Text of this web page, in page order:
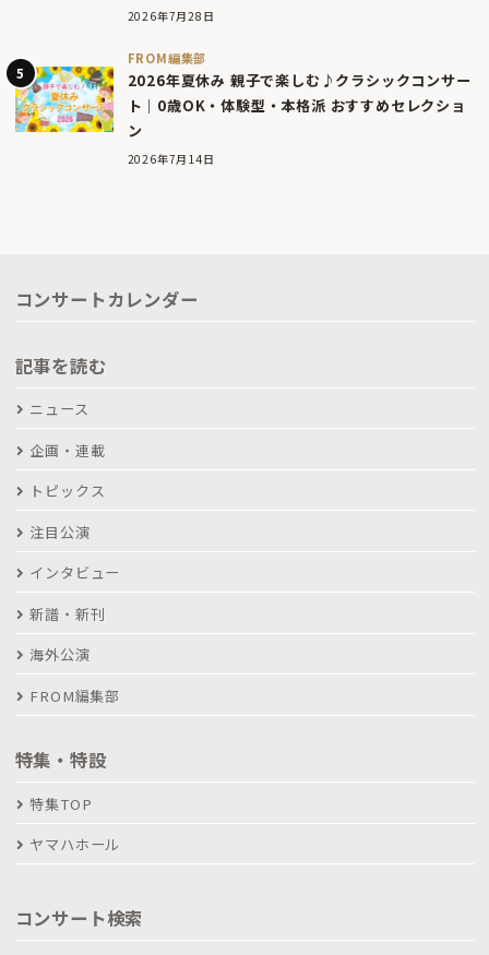
2026年7月28日
FROM編集部
2026年夏休み 親子で楽しむ♪クラシックコンサー
ト｜0歳OK・体験型・本格派 おすすめセレクショ
ン
2026年7月14日
コンサートカレンダー
記事を読む
ニュース
企画・連載
トピックス
注目公演
インタビュー
新譜・新刊
海外公演
FROM編集部
特集・特設
特集TOP
ヤマハホール
コンサート検索